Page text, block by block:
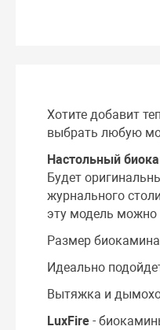
Хотите добавит
выбрать любую
Настольный
Будет
журнального
эту модель можно
Размер
Идеально
Вытяжка и
LuxFire -